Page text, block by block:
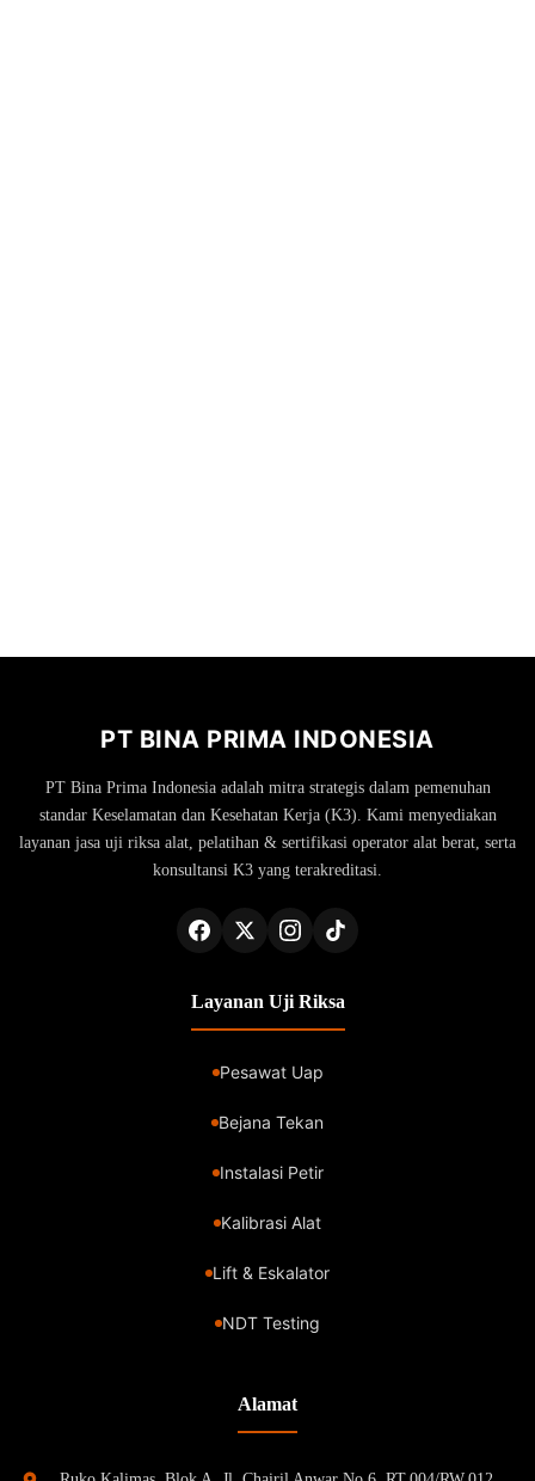
PT BINA PRIMA INDONESIA
PT Bina Prima Indonesia adalah mitra strategis dalam pemenuhan
standar Keselamatan dan Kesehatan Kerja (K3). Kami menyediakan
layanan jasa uji riksa alat, pelatihan & sertifikasi operator alat berat, serta
konsultansi K3 yang terakreditasi.
Layanan Uji Riksa
Pesawat Uap
Bejana Tekan
Instalasi Petir
Kalibrasi Alat
Lift & Eskalator
NDT Testing
Alamat